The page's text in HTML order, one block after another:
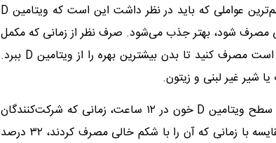
مصرف ویتامین D در صبح یا شب، به چند عامل بستگی دارد. یکی از مهم‌ترین عواملی که باید در نظر داشت این است که ویتامین D
مصرف شود، بهتر جذب می‌شود. صرف نظر از زمانی که مکمل
را مصرف می‌کنید، آن را در کنار یک وعده غذایی که حاوی مقداری چربی است مصرف کنید تا بدن بیشترین بهره را از ویتامین D ببرد.
یا شیر غیر لبنی و زیتون.
در همین راستا، یک مطالعه در سال ۲۰۱۵ روی ۵۰ فرد مسن، نشان داد که سطح ویتامین D خون در ۱۲ ساعت، زمانی که شرکت‌کنندگان
مکمل ویتامین D را همراه با یک وعده غذایی پرچرب مصرف کردند، در مقایسه با زمانی که آن را با شکم خالی مصرف کردند، ۳۲ درصد